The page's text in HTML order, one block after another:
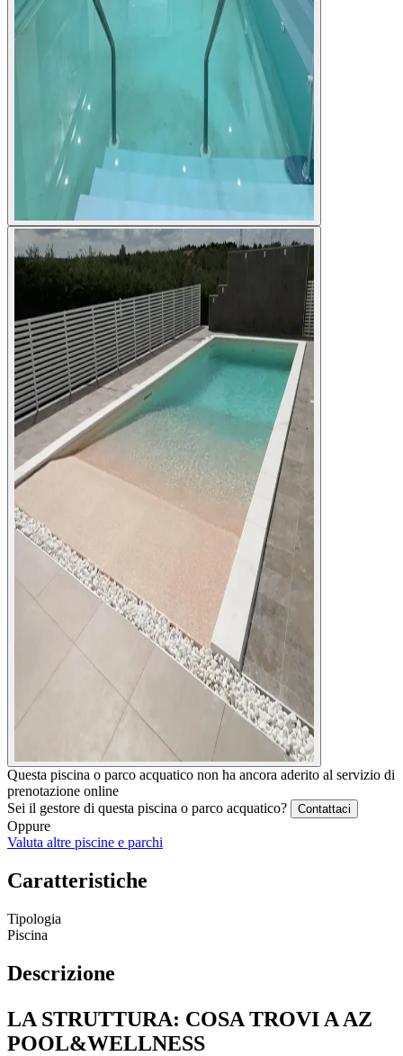
Questa piscina o parco acquatico non ha ancora aderito al servizio di
prenotazione online
Sei il gestore di questa piscina o parco acquatico?
Contattaci
Oppure
Valuta altre piscine e parchi
Caratteristiche
Tipologia
Piscina
Descrizione
LA STRUTTURA: COSA TROVI A AZ
POOL&WELLNESS